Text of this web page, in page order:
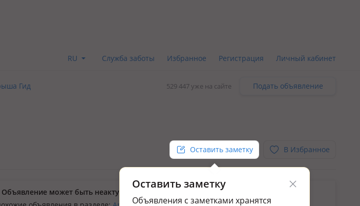
RU Служба заботы Избранное Регистрация Личный кабинет
Гид 529 447 уже на сайте Подать объявление
Оставить заметку
Оставить заметку
Объявления с заметками хранятся
В Избранное
Объявление может быть неактуальным.